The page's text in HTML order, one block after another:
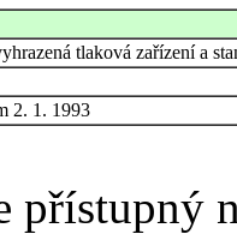
tlaková zařízení a
2. 1. 1993
přístupný